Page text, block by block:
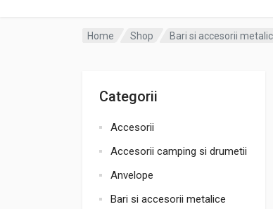
Home Shop Bari si accesorii
Categorii
Accesorii
Accesorii camping si drumetii
Anvelope
Bari si accesorii metalice